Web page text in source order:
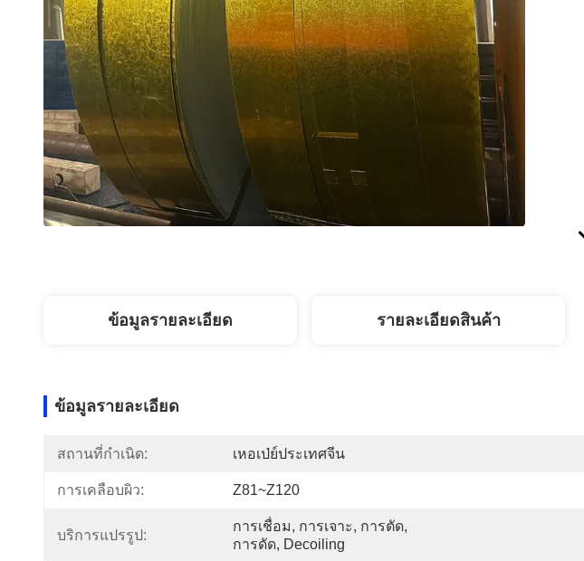
ข้อมูลรายละเอียด รายละเอียดสินค้า
ข้อมูลรายละเอียด
สถานที่กำเนิด: เหอเป่ย์ประเทศจีน
การเคลือบผิว: Z81~Z120
บริการแปรรูป:
การเชื่อม, การเจาะ, การตัด,
การดัด, Decoiling